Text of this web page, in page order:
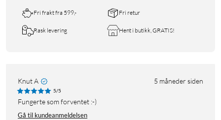
Fri frakt fra 599,- Fri retur
Rask levering Hent i butikk, GRATIS!
Knut A 5 måneder siden
5/5
Fungerte som forventet :-)
Gå til kundeanmeldelsen